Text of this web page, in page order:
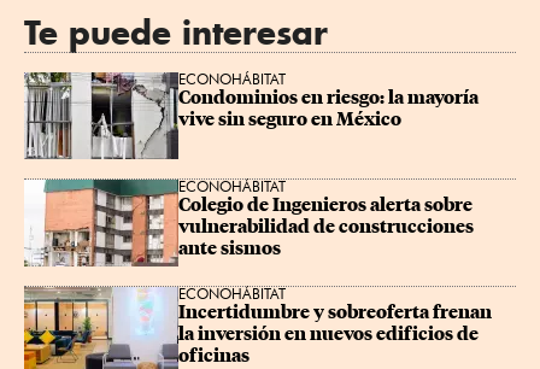
Te puede interesar
ECONOHÁBITAT
Condominios en riesgo: la mayoría
vive sin seguro en México
ECONOHÁBITAT
Colegio de Ingenieros alerta sobre
vulnerabilidad de construcciones
ante sismos
ECONOHÁBITAT
Incertidumbre y sobreoferta frenan
la inversión en nuevos edificios de
oficinas